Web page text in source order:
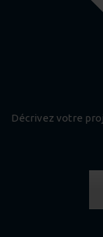
Décrivez votre